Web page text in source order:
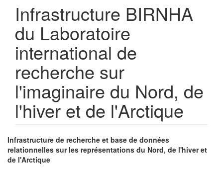
Infrastructure BIRNHA
du Laboratoire
international de
recherche sur
l'imaginaire du Nord, de
l'hiver et de l'Arctique
Infrastructure de recherche et base de données
relationnelles sur les représentations du Nord, de l'hiver et
de l'Arctique